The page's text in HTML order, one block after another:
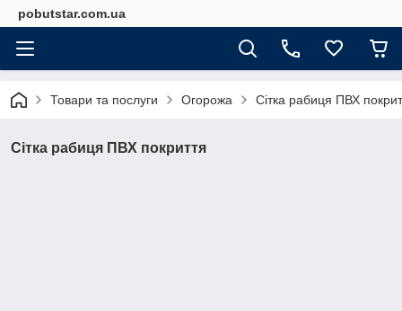
pobutstar.com.ua
Товари та послуги Огорожа Сітка рабиця ПВХ
Сітка рабиця ПВХ покриття